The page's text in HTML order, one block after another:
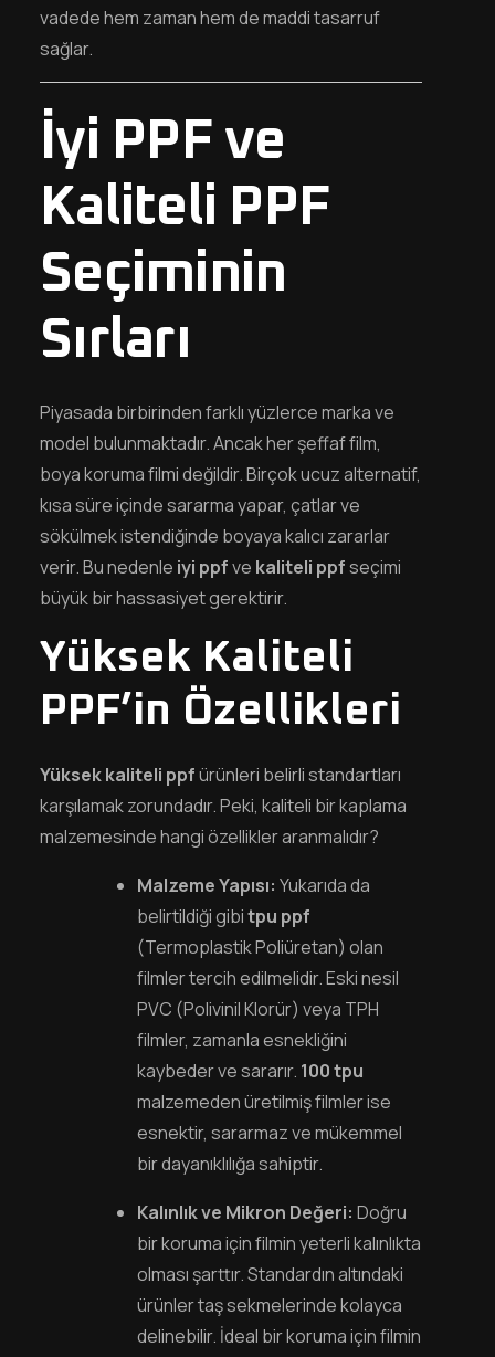
vadede hem zaman hem de maddi tasarruf
sağlar.
İyi PPF ve
Kaliteli PPF
Seçiminin
Sırları
Piyasada birbirinden farklı yüzlerce marka ve
model bulunmaktadır. Ancak her şeffaf film,
boya koruma filmi değildir. Birçok ucuz alternatif,
kısa süre içinde sararma yapar, çatlar ve
sökülmek istendiğinde boyaya kalıcı zararlar
verir. Bu nedenle iyi ppfve kaliteli ppfseçimi
büyük bir hassasiyet gerektirir.
Yüksek Kaliteli
PPF’in Özellikleri
Yüksek kaliteli ppfürünleri belirli standartları
karşılamak zorundadır. Peki, kaliteli bir kaplama
malzemesinde hangi özellikler aranmalıdır?
Malzeme Yapısı: Yukarıda da
belirtildiği gibitpu ppf
(Termoplastik Poliüretan) olan
filmler tercih edilmelidir. Eski nesil
PVC (Polivinil Klorür) veya TPH
filmler, zamanla esnekliğini
kaybeder ve sararır. 100 tpu
malzemeden üretilmiş filmler ise
esnektir, sararmaz ve mükemmel
bir dayanıklılığa sahiptir.
Kalınlık ve Mikron Değeri: Doğru
bir koruma için filmin yeterli kalınlıkta
olması şarttır. Standardın altındaki
ürünler taş sekmelerinde kolayca
delinebilir. İdeal bir koruma için filmin